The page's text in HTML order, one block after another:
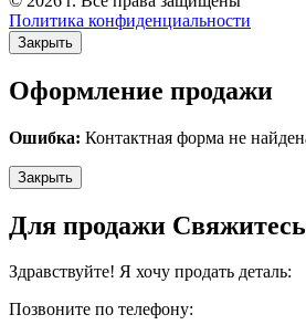
Политика конфиденциальности
Закрыть
Оформление продажи
Ошибка: Контактная форма не
Закрыть
Для продажи
Здравствуйте! Я хочу продать деталь:
Позвоните по телефону: